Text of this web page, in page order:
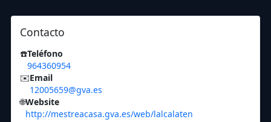
Contacto
☎️Teléfono
964360954
✉️Email
12005659@gva.es
🌐Website
http://mestreacasa.gva.es/web/lalcalaten